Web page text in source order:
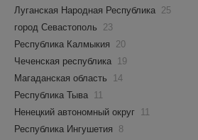
Луганская Народная Республика 25
город Севастополь
23
Республика Калмыкия
20
Чеченская республика 19
Магаданская область
14
Республика Тыва 11
Ненецкий автономный округ 11
Республика Ингушетия
8